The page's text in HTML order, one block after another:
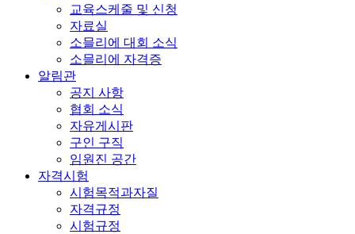
교육스케줄 및 신청
자료실
소믈리에 대회 소식
소믈리에 자격증
알림관
공지 사항
협회 소식
자유게시판
구인 구직
임원진 공간
자격시험
시험목적과자질
자격규정
시험규정